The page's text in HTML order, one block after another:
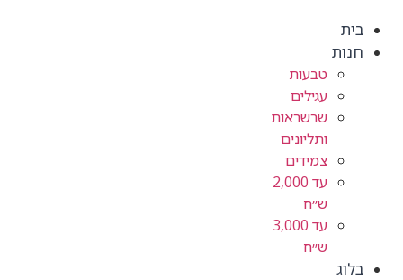
בית
חנות
טבעות
עגילים
שרשראות
ותליונים
צמידים
עד 2,000
ש״ח
עד 3,000
ש״ח
בלוג